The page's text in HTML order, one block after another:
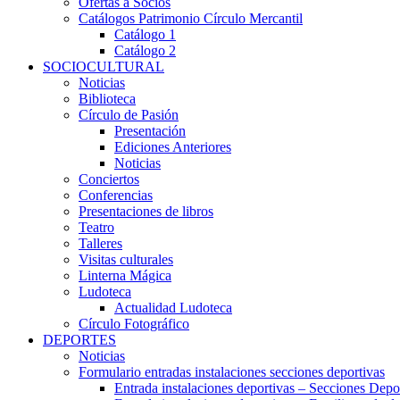
Catálogos Patrimonio Círculo Mercantil
Catálogo 1
Catálogo 2
SOCIOCULTURAL
Noticias
Biblioteca
Círculo de Pasión
Presentación
Ediciones Anteriores
Noticias
Conciertos
Conferencias
Presentaciones de libros
Teatro
Talleres
Visitas culturales
Linterna Mágica
Ludoteca
Actualidad Ludoteca
Círculo Fotográfico
DEPORTES
Noticias
Formulario entradas instalaciones secciones deportivas
Entrada instalaciones deportivas – Secciones